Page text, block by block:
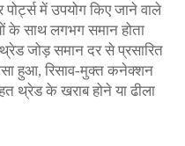
पोर्ट्स में उपयोग किए जाने वाले
के साथ लगभग समान होता
जोड़ समान दर से प्रसारित
हुआ, रिसाव-मुक्त कनेक्शन
थ्रेड के खराब होने या ढीला